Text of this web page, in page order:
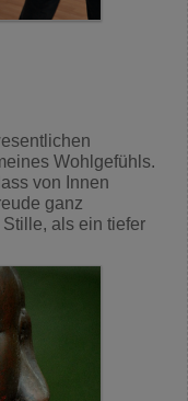
Wohlgefühls.
von Innen
ganz
als ein tiefer